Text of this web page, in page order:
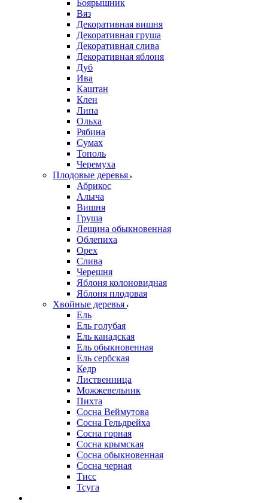
Боярышник
Вяз
Декоративная вишня
Декоративная груша
Декоративная слива
Декоративная яблоня
Дуб
Ива
Каштан
Клен
Липа
Ольха
Рябина
Сумах
Тополь
Черемуха
Плодовые деревья
Абрикос
Алыча
Вишня
Груша
Лещина обыкновенная
Облепиха
Орех
Слива
Черешня
Яблоня колоновидная
Яблоня плодовая
Хвойные деревья
Ель
Ель голубая
Ель канадская
Ель обыкновенная
Ель сербская
Кедр
Лиственница
Можжевельник
Пихта
Сосна Веймутова
Сосна Гельдрейха
Сосна горная
Сосна крымская
Сосна обыкновенная
Сосна черная
Тисс
Тсуга